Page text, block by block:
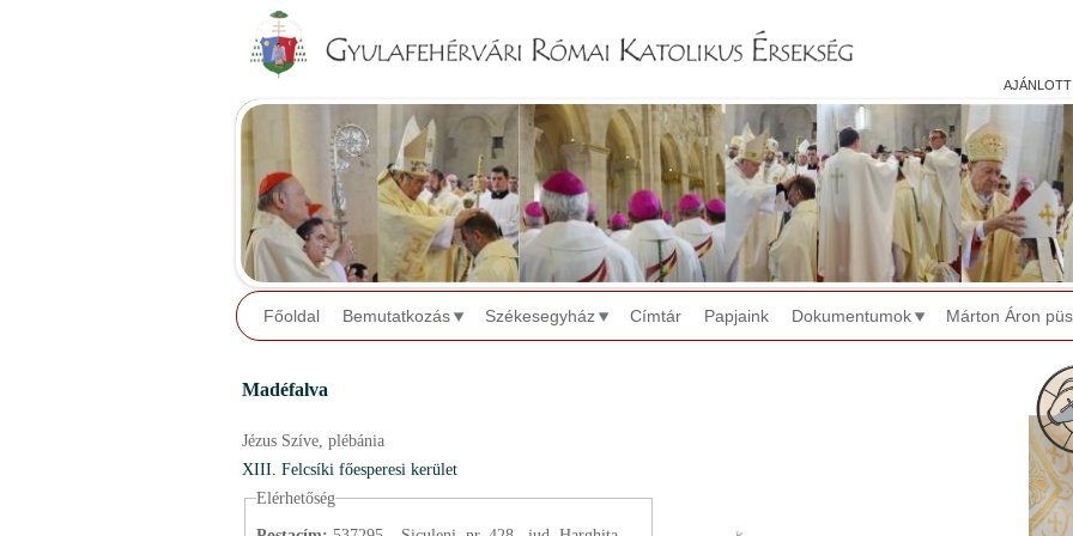
ajánlott
Főoldal Bemutatkozás Székesegyház Címtár Papjaink Dokumentumok Márton Áron
Madéfalva
Jézus Szíve, plébánia
XIII. Felcsíki főesperesi kerület
Elérhetőség